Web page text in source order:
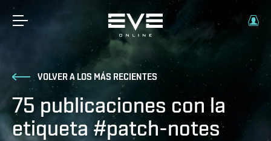
VOLVER A LOS MÁS RECIENTES
75 publicaciones con la
etiqueta #patch-notes